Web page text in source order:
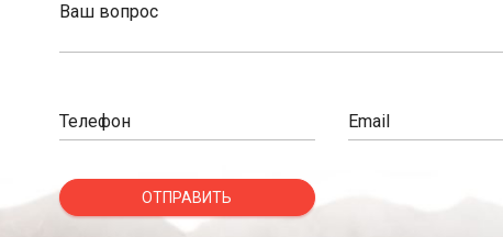
Ваш вопрос
Телефон Email
ОТПРАВИТЬ